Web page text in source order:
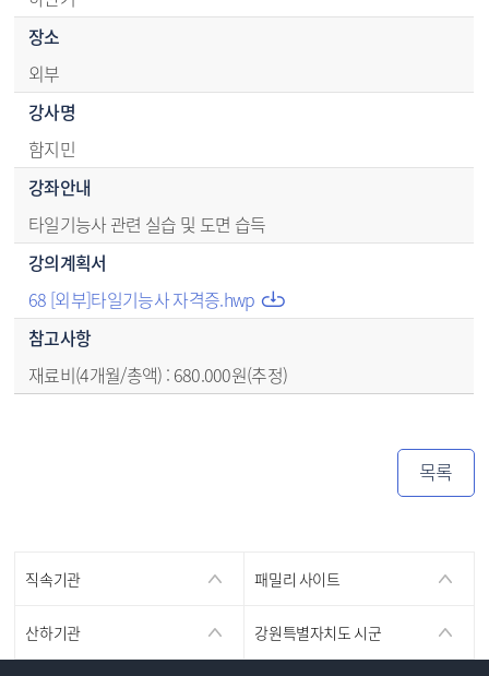
장소
외부
강사명
함지민
강좌안내
타일기능사 관련 실습 및 도면 습득
강의계획서
68 [외부]타일기능사 자격증.hwp
참고사항
재료비(4개월/총액) : 680.000원(추정)
목록
직속기관 패밀리 사이트
산하기관 강원특별자치도 시군